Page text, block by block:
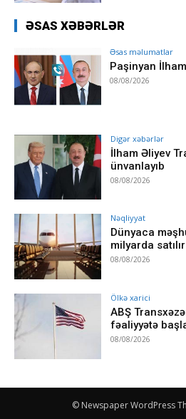
ƏSAS XƏBƏRLƏR
Əsas məlumatlar
Paşinyan
08/08/2026
Digər xəbərlər
İlham Əliyev
ünvanlayıb
08/08/2026
Nəqliyyat
Dünyaca
milyarda satılır
08/08/2026
Ölkə xarici
ABŞ
fəaliyyətə
08/08/2026
© Newspaper WordPress